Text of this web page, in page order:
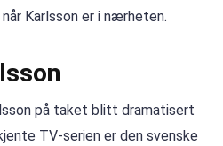
Karlsson er i nærheten.
på taket blitt dramatisert
TV-serien er den svenske